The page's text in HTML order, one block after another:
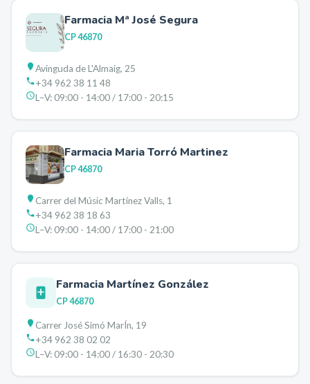
Farmacia Mª José Segura
CP46870
Avinguda de L'Almaig, 25
+34 962 38 11 48
L–V:09:00 - 14:00 / 17:00 - 20:15
Farmacia Maria Torró Martinez
CP46870
Carrer del Músic Martínez Valls, 1
+34 962 38 18 63
L–V:09:00 - 14:00 / 17:00 - 21:00
Farmacia Martínez González
CP46870
Carrer José Simó MarÍn, 19
+34 962 38 02 02
L–V:09:00 - 14:00 / 16:30 - 20:30